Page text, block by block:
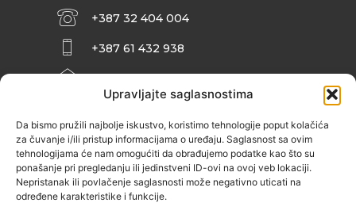
Upravljajte saglasnostima
Da bismo pružili najbolje iskustvo, koristimo tehnologije poput kolačića
za čuvanje i/ili pristup informacijama o uređaju. Saglasnost sa ovim
tehnologijama će nam omogućiti da obrađujemo podatke kao što su
ponašanje pri pregledanju ili jedinstveni ID-ovi na ovoj veb lokaciji.
Nepristanak ili povlačenje saglasnosti može negativno uticati na
određene karakteristike i funkcije.
+387 32 404 004
+387 61 432 938
INFO@ZENIT.BA
ZENIČANKA, 3. SPRAT), 72000 ZENICA